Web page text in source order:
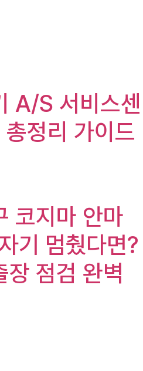
A/S 서비스센
정리 가이드
코지마 안마
기 멈췄다면?
장 점검 완벽